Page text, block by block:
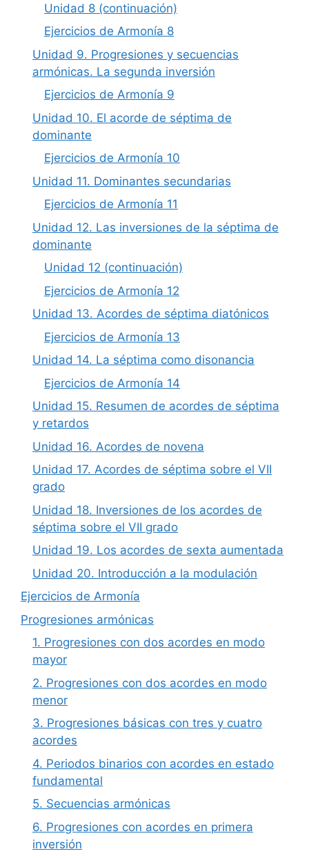
Unidad 8 (continuación)
Ejercicios de Armonía 8
Unidad 9. Progresiones y secuencias
armónicas. La segunda inversión
Ejercicios de Armonía 9
Unidad 10. El acorde de séptima de
dominante
Ejercicios de Armonía 10
Unidad 11. Dominantes secundarias
Ejercicios de Armonía 11
Unidad 12. Las inversiones de la séptima de
dominante
Unidad 12 (continuación)
Ejercicios de Armonía 12
Unidad 13. Acordes de séptima diatónicos
Ejercicios de Armonía 13
Unidad 14. La séptima como disonancia
Ejercicios de Armonía 14
Unidad 15. Resumen de acordes de séptima
y retardos
Unidad 16. Acordes de novena
Unidad 17. Acordes de séptima sobre el VII
grado
Unidad 18. Inversiones de los acordes de
séptima sobre el VII grado
Unidad 19. Los acordes de sexta aumentada
Unidad 20. Introducción a la modulación
Ejercicios de Armonía
Progresiones armónicas
1. Progresiones con dos acordes en modo
mayor
2. Progresiones con dos acordes en modo
menor
3. Progresiones básicas con tres y cuatro
acordes
4. Periodos binarios con acordes en estado
fundamental
5. Secuencias armónicas
6. Progresiones con acordes en primera
inversión